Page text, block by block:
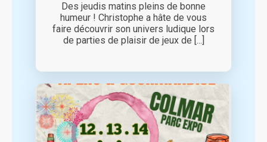
Des jeudis matins pleins de bonne
humeur ! Christophe a hâte de vous
faire découvrir son univers ludique lors
de parties de plaisir de jeux de [...]